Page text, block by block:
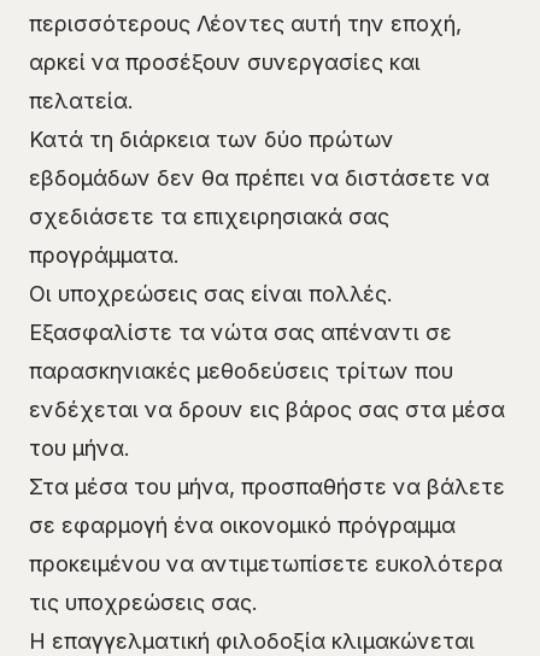
περισσότερους Λέοντες αυτή την εποχή,
αρκεί να προσέξουν συνεργασίες και
πελατεία.
Κατά τη διάρκεια των δύο πρώτων
εβδομάδων δεν θα πρέπει να διστάσετε να
σχεδιάσετε τα επιχειρησιακά σας
προγράμματα.
Οι υποχρεώσεις σας είναι πολλές.
Εξασφαλίστε τα νώτα σας απέναντι σε
παρασκηνιακές μεθοδεύσεις τρίτων που
ενδέχεται να δρουν εις βάρος σας στα μέσα
του μήνα.
Στα μέσα του μήνα, προσπαθήστε να βάλετε
σε εφαρμογή ένα οικονομικό πρόγραμμα
προκειμένου να αντιμετωπίσετε ευκολότερα
τις υποχρεώσεις σας.
Η επαγγελματική φιλοδοξία κλιμακώνεται